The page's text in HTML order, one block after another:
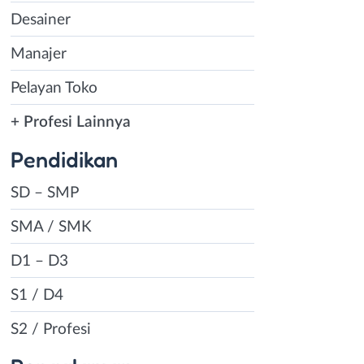
Desainer
Manajer
Pelayan Toko
+ Profesi Lainnya
Pendidikan
SD – SMP
SMA / SMK
D1 – D3
S1 / D4
S2 / Profesi